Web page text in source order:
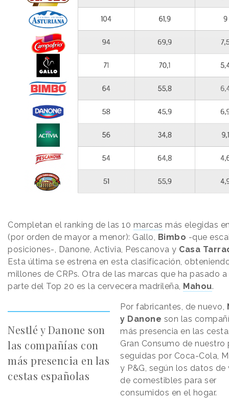
Completan el ranking de las 10 marcas más elegidas
(por orden de mayor a menor): Gallo, Bimbo -que
posiciones-, Danone, Activia, Pescanova y Casa
Esta última se estrena en esta clasificación,
millones de CRPs. Otra de las marcas que ha pasado
parte del Top 20 es la cervecera madrileña, Mahou.
Nestlé y Danone son
las compañías con
más presencia en las
cestas españolas
Por fabricantes, de nuevo,
y Danone son las
más presencia en las
Gran Consumo de nuestro
seguidas por Coca-Cola,
y P&G, según los datos de
de comestibles para ser
consumidos en el hogar.